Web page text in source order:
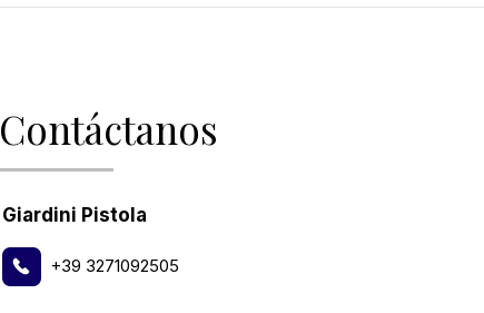
Contáctanos
Giardini Pistola
+39 3271092505